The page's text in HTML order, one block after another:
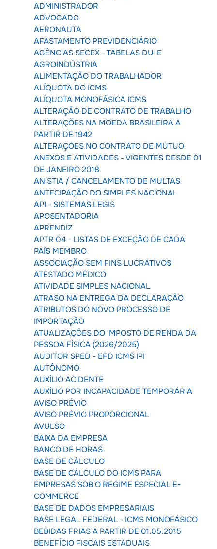
ADMINISTRADOR
ADVOGADO
AERONAUTA
AFASTAMENTO PREVIDENCIÁRIO
AGÊNCIAS SECEX - TABELAS DU-E
AGROINDÚSTRIA
ALIMENTAÇÃO DO TRABALHADOR
ALÍQUOTA DO ICMS
ALÍQUOTA MONOFÁSICA ICMS
ALTERAÇÃO DE CONTRATO DE TRABALHO
ALTERAÇÕES NA MOEDA BRASILEIRA A
PARTIR DE 1942
ALTERAÇÕES NO CONTRATO DE MÚTUO
ANEXOS E ATIVIDADES - VIGENTES DESDE 01
DE JANEIRO 2018
ANISTIA / CANCELAMENTO DE MULTAS
ANTECIPAÇÃO DO SIMPLES NACIONAL
API - SISTEMAS LEGIS
APOSENTADORIA
APRENDIZ
APTR 04 - LISTAS DE EXCEÇÃO DE CADA
PAÍS MEMBRO
ASSOCIAÇÃO SEM FINS LUCRATIVOS
ATESTADO MÉDICO
ATIVIDADE SIMPLES NACIONAL
ATRASO NA ENTREGA DA DECLARAÇÃO
ATRIBUTOS DO NOVO PROCESSO DE
IMPORTAÇÃO
ATUALIZAÇÕES DO IMPOSTO DE RENDA DA
PESSOA FÍSICA (2026/2025)
AUDITOR SPED - EFD ICMS IPI
AUTÔNOMO
AUXÍLIO ACIDENTE
AUXÍLIO POR INCAPACIDADE TEMPORÁRIA
AVISO PRÉVIO
AVISO PRÉVIO PROPORCIONAL
AVULSO
BAIXA DA EMPRESA
BANCO DE HORAS
BASE DE CÁLCULO
BASE DE CÁLCULO DO ICMS PARA
EMPRESAS SOB O REGIME ESPECIAL E-
COMMERCE
BASE DE DADOS EMPRESARIAIS
BASE LEGAL FEDERAL - ICMS MONOFÁSICO
BEBIDAS FRIAS A PARTIR DE 01.05.2015
BENEFÍCIO FISCAIS ESTADUAIS